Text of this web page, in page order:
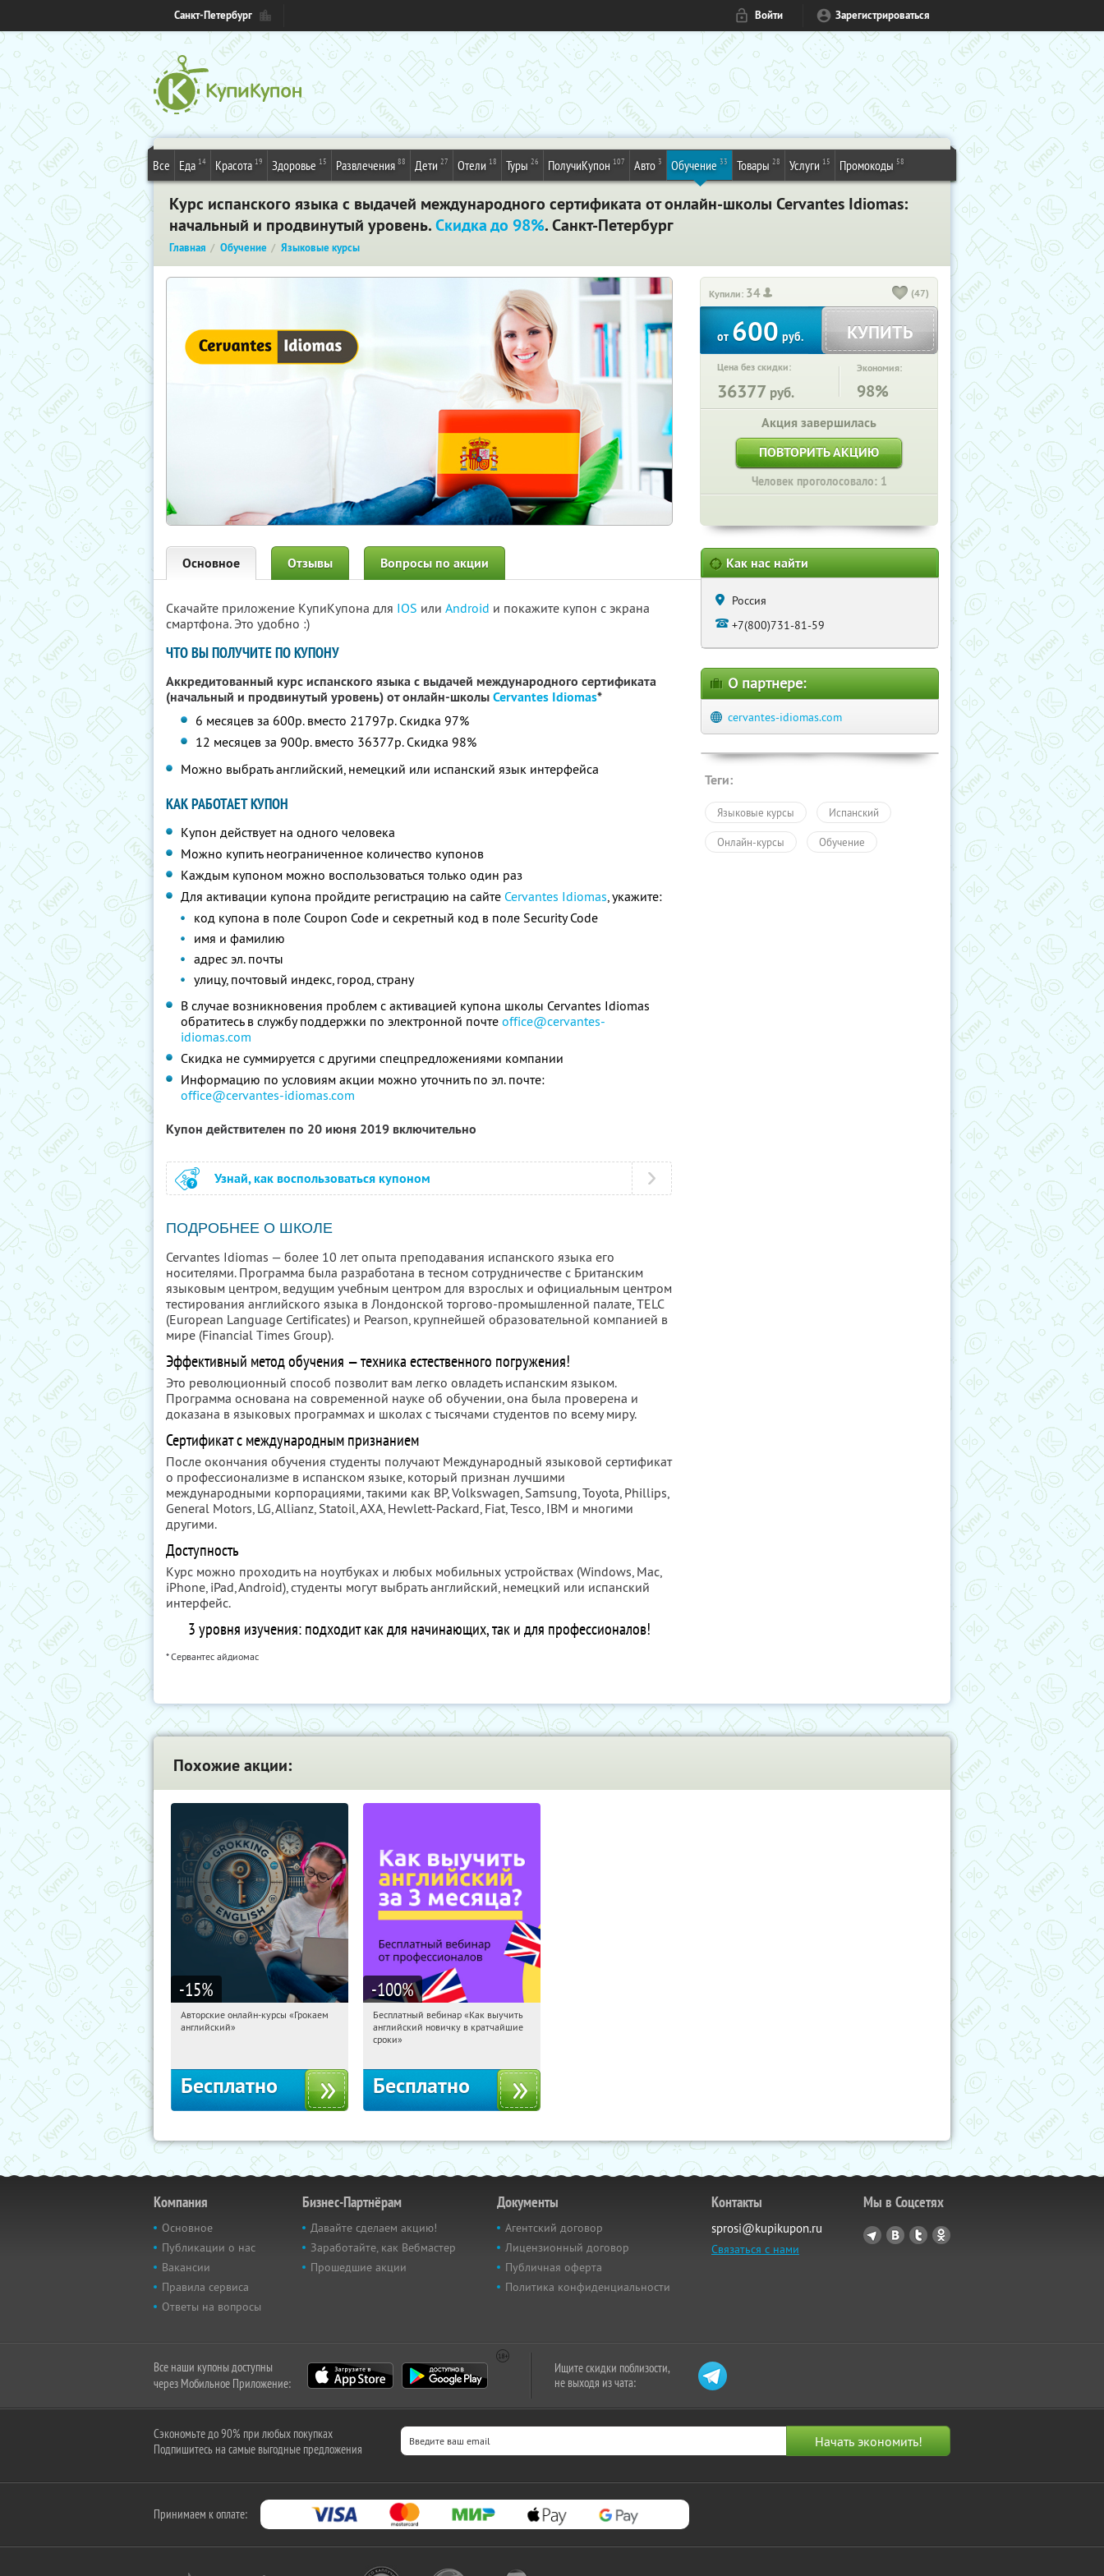
Санкт-Петербург Войти Зарегистрироваться
Все Еда 14 Красота 19 Здоровье 15 Развлечения 88 Дети 27 Отели 18 Туры 26 ПолучиКупон 107 Авто 3 Обучение 33 Товары 28 Услуги 15 Промокоды 58
Курс испанского языка с выдачей международного сертификата от онлайн-школы Cervantes Idiomas:
начальный и продвинутый уровень.Скидка до 98%. Санкт-Петербург
Главная Обучение Языковые курсы
Купили: 34 (47)
от600руб. КУПИТЬ
Цена без скидки:
36377 руб.
Экономия:
98%
Акция завершилась
ПОВТОРИТЬ АКЦИЮ
Человек проголосовало: 1
Основное Отзывы Вопросы по акции
Скачайте приложение КупиКупона для IOS или Android и покажите купон с экрана
смартфона. Это удобно :)
ЧТО ВЫ ПОЛУЧИТЕ ПО КУПОНУ
Аккредитованный курс испанского языка с выдачей международного сертификата
(начальный и продвинутый уровень) от онлайн-школыCervantes Idiomas*
6 месяцев за 600р. вместо 21797р. Скидка 97%
12 месяцев за 900р. вместо 36377р. Скидка 98%
Можно выбрать английский, немецкий или испанский язык интерфейса
КАК РАБОТАЕТ КУПОН
Купон действует на одного человека
Можно купить неограниченное количество купонов
Каждым купоном можно воспользоваться только один раз
Для активации купона пройдите регистрацию на сайте Cervantes Idiomas, укажите:
код купона в поле Coupon Code и секретный код в поле Security Code
имя и фамилию
адрес эл. почты
улицу, почтовый индекс, город, страну
В случае возникновения проблем с активацией купона школы Cervantes Idiomas
обратитесь в службу поддержки по электронной почте office@cervantes-
idiomas.com
Скидка не суммируется с другими спецпредложениями компании
Информацию по условиям акции можно уточнить по эл. почте:
office@cervantes-idiomas.com
Купон действителен по 20 июня 2019 включительно
Узнай, как воспользоваться купоном
ПОДРОБНЕЕ О ШКОЛЕ
Cervantes Idiomas — более 10 лет опыта преподавания испанского языка его
носителями. Программа была разработана в тесном сотрудничестве с Британским
языковым центром, ведущим учебным центром для взрослых и официальным центром
тестирования английского языка в Лондонской торгово-промышленной палате, TELC
(European Language Certificates) и Pearson, крупнейшей образовательной компанией в
мире (Financial Times Group).
Эффективный метод обучения — техника естественного погружения!
Это революционный способ позволит вам легко овладеть испанским языком.
Программа основана на современной науке об обучении, она была проверена и
доказана в языковых программах и школах с тысячами студентов по всему миру.
Сертификат с международным признанием
После окончания обучения студенты получают Международный языковой сертификат
о профессионализме в испанском языке, который признан лучшими
международными корпорациями, такими как BP, Volkswagen, Samsung, Toyota, Phillips,
General Motors, LG, Allianz, Statoil, AXA, Hewlett-Packard, Fiat, Tesco, IBM и многими
другими.
Доступность
Курс можно проходить на ноутбуках и любых мобильных устройствах (Windows, Mac,
iPhone, iPad, Android), студенты могут выбрать английский, немецкий или испанский
интерфейс.
3 уровня изучения: подходит как для начинающих, так и для профессионалов!
* Сервантес айдиомас
Как нас найти
Россия
+7(800)731-81-59
О партнере:
cervantes-idiomas.com
Теги:
Языковые курсы Испанский
Онлайн-курсы Обучение
Похожие акции:
-15%
05:20:28 Получили:
Авторские онлайн-курсы «Грокаем
английский»
Бесплатно
-100%
05:20:28 Получили:16
Россия
Бесплатный вебинар «Как выучить
английский новичку в кратчайшие
сроки»
Бесплатно
Компания
Основное
Публикации о нас
Вакансии
Правила сервиса
Ответы на вопросы
Бизнес-Партнёрам
Давайте сделаем акцию!
Заработайте, как Вебмастер
Прошедшие акции
Документы
Агентский договор
Лицензионный договор
Публичная оферта
Политика конфиденциальности
Контакты
sprosi@kupikupon.ru
Связаться с нами
Мы в Соцсетях
Все наши купоны доступны
через Мобильное Приложение:
Ищите скидки поблизости,
не выходя из чата:
Сэкономьте до 90% при любых покупках
Подпишитесь на самые выгодные предложения
Принимаем к оплате: